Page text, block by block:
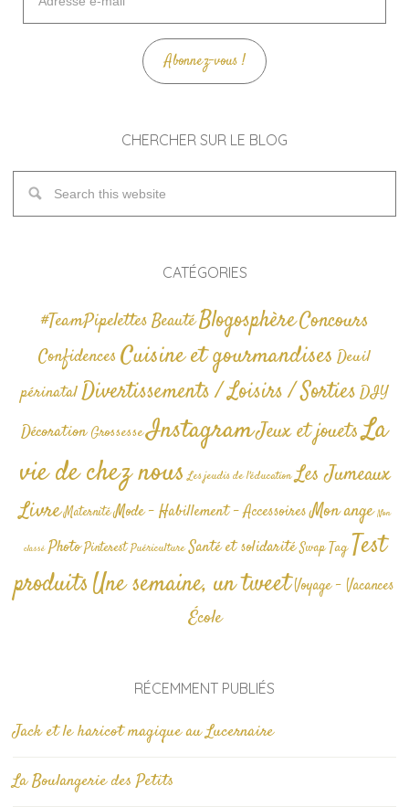
mail
Abonnez-vous !
CHERCHER SUR LE BLOG
CATÉGORIES
#TeamPipelettesBeautéBlogosphèreConcours
Confidences Cuisine et gourmandises Deuil
périnatalDivertissements / Loisirs / SortiesDIY
Décoration GrossesseInstagramJeux et jouetsLa
vie de chez nous Les jeudis de l'éducation Les Jumeaux
Livre Maternité Mode - Habillement - AccessoiresMon ange Non
classé Photo Pinterest Puériculture Santé et solidarité Swap TagTest
produitsUne semaine, un tweetVoyage - Vacances
École
RÉCEMMENT PUBLIÉS
Jack et le haricot magique au Lucernaire
La Boulangerie des Petits